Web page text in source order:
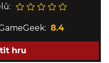
8.4
hru